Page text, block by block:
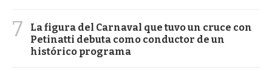
7
La figura del Carnaval que tuvo un cruce con
Petinatti debuta como conductor de un
histórico programa